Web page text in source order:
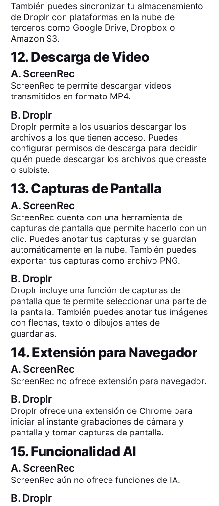
También puedes sincronizar tu almacenamiento
de Droplr con plataformas en la nube de
terceros como Google Drive, Dropbox o
Amazon S3.
12. Descarga de Video
A. ScreenRec
ScreenRec te permite descargar vídeos
transmitidos en formato MP4.
B. Droplr
Droplr permite a los usuarios descargar los
archivos a los que tienen acceso. Puedes
configurar permisos de descarga para decidir
quién puede descargar los archivos que creaste
o subiste.
13. Capturas de Pantalla
A. ScreenRec
ScreenRec cuenta con una herramienta de
capturas de pantalla que permite hacerlo con un
clic. Puedes anotar tus capturas y se guardan
automáticamente en la nube. También puedes
exportar tus capturas como archivo PNG.
B. Droplr
Droplr incluye una función de capturas de
pantalla que te permite seleccionar una parte de
la pantalla. También puedes anotar tus imágenes
con flechas, texto o dibujos antes de
guardarlas.
14. Extensión para Navegador
A. ScreenRec
ScreenRec no ofrece extensión para navegador.
B. Droplr
Droplr ofrece una extensión de Chrome para
iniciar al instante grabaciones de cámara y
pantalla y tomar capturas de pantalla.
15. Funcionalidad AI
A. ScreenRec
ScreenRec aún no ofrece funciones de IA.
B. Droplr